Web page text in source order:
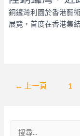
銅鑼灣利園於香港藝
展覽，首度在香港集
← 上一頁 1